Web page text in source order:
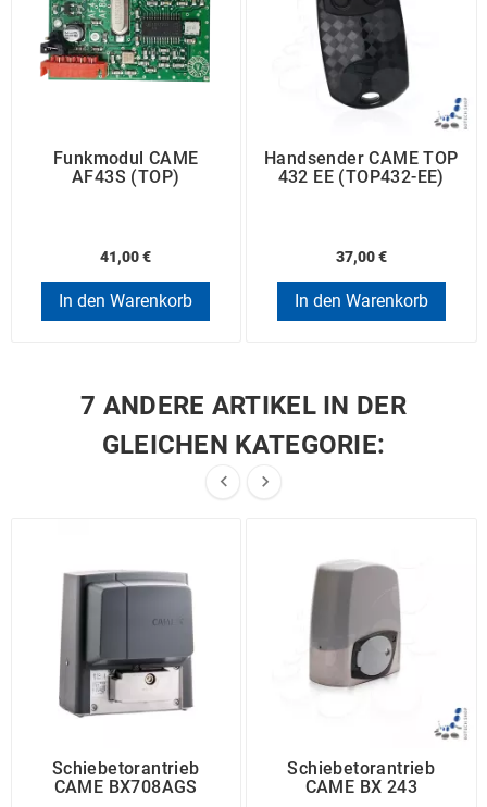
Funkmodul CAME
AF43S (TOP)
41,00 €
In den Warenkorb
Handsender CAME TOP
432 EE (TOP432-EE)
37,00 €
In den Warenkorb
7 ANDERE ARTIKEL IN DER
GLEICHEN KATEGORIE:
 
Schiebetorantrieb
CAME BX708AGS
Schiebetorantrieb
CAME BX 243